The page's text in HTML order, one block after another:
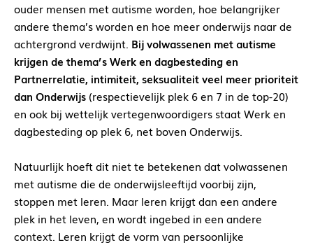
ouder mensen met autisme worden, hoe belangrijker
andere thema’s worden en hoe meer onderwijs naar de
achtergrond verdwijnt. Bij volwassenen met autisme
krijgen de thema’s Werk en dagbesteding en
Partnerrelatie, intimiteit, seksualiteit veel meer prioriteit
dan Onderwijs (respectievelijk plek 6 en 7 in de top-20)
en ook bij wettelijk vertegenwoordigers staat Werk en
dagbesteding op plek 6, net boven Onderwijs.
Natuurlijk hoeft dit niet te betekenen dat volwassenen
met autisme die de onderwijsleeftijd voorbij zijn,
stoppen met leren. Maar leren krijgt dan een andere
plek in het leven, en wordt ingebed in een andere
context. Leren krijgt de vorm van persoonlijke